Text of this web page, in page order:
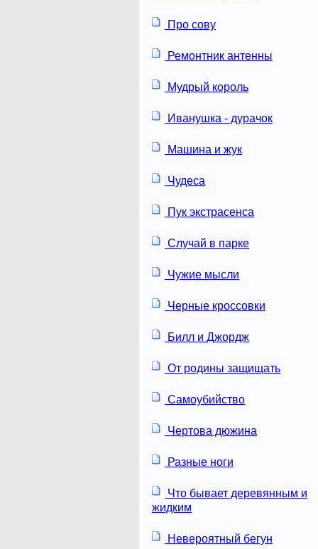
Про сову
Ремонтник антенны
Мудрый король
Иванушка - дурачок
Машина и жук
Чудеса
Пук экстрасенса
Случай в парке
Чужие мысли
Черные кроссовки
Билл и Джордж
От родины защищать
Самоубийство
Чертова дюжина
Разные ноги
Что бывает деревянным и
жидким
Невероятный бегун